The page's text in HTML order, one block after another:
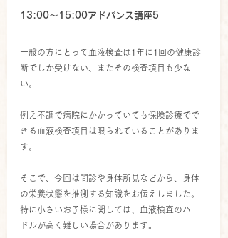
13:00～15:00アドバンス講座5
一般の方にとって血液検査は1年に1回の健康診
断でしか受けない、またその検査項目も少な
い。
例え不調で病院にかかっていても保険診療でで
きる血液検査項目は限られていることがありま
す。
そこで、今回は問診や身体所見などから、身体
の栄養状態を推測する知識をお伝えしました。
特に小さいお子様に関しては、血液検査のハー
ドルが高く難しい場合があります。